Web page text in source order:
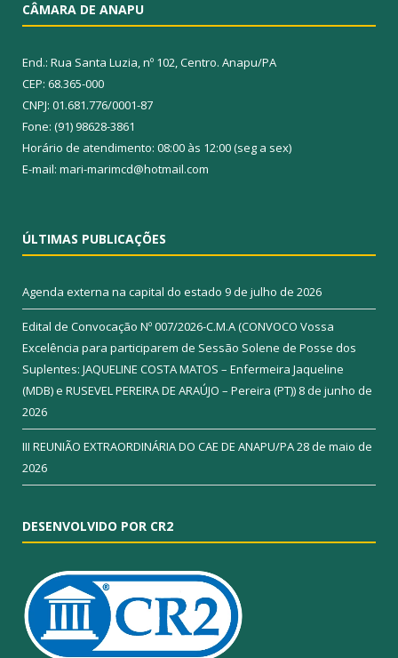
CÂMARA DE ANAPU
End.: Rua Santa Luzia, nº 102, Centro. Anapu/PA
CEP: 68.365-000
CNPJ: 01.681.776/0001-87
Fone: (91) 98628-3861
Horário de atendimento: 08:00 às 12:00 (seg a sex)
E-mail: mari-marimcd@hotmail.com
ÚLTIMAS PUBLICAÇÕES
Agenda externa na capital do estado 9 de julho de 2026
Edital de Convocação Nº 007/2026-C.M.A (CONVOCO Vossa
Excelência para participarem de Sessão Solene de Posse dos
Suplentes: JAQUELINE COSTA MATOS – Enfermeira Jaqueline
(MDB) e RUSEVEL PEREIRA DE ARAÚJO – Pereira (PT)) 8 de junho de
2026
III REUNIÃO EXTRAORDINÁRIA DO CAE DE ANAPU/PA28 de maio de
2026
DESENVOLVIDO POR CR2